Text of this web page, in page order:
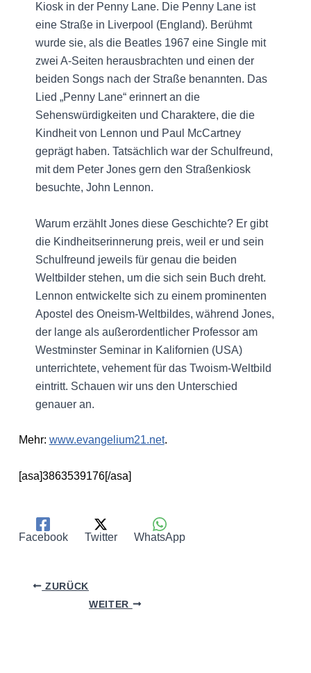
Kiosk in der Penny Lane. Die Penny Lane ist
eine Straße in Liverpool (England). Berühmt
wurde sie, als die Beatles 1967 eine Single mit
zwei A-Seiten herausbrachten und einen der
beiden Songs nach der Straße benannten. Das
Lied „Penny Lane“ erinnert an die
Sehenswürdigkeiten und Charaktere, die die
Kindheit von Lennon und Paul McCartney
geprägt haben. Tatsächlich war der Schulfreund,
mit dem Peter Jones gern den Straßenkiosk
besuchte, John Lennon.
Warum erzählt Jones diese Geschichte? Er gibt
die Kindheitserinnerung preis, weil er und sein
Schulfreund jeweils für genau die beiden
Weltbilder stehen, um die sich sein Buch dreht.
Lennon entwickelte sich zu einem prominenten
Apostel des Oneism-Weltbildes, während Jones,
der lange als außerordentlicher Professor am
Westminster Seminar in Kalifornien (USA)
unterrichtete, vehement für das Twoism-Weltbild
eintritt. Schauen wir uns den Unterschied
genauer an.
Mehr: www.evangelium21.net.
[asa]3863539176[/asa]
Facebook Twitter WhatsApp
ZURÜCK
WEITER